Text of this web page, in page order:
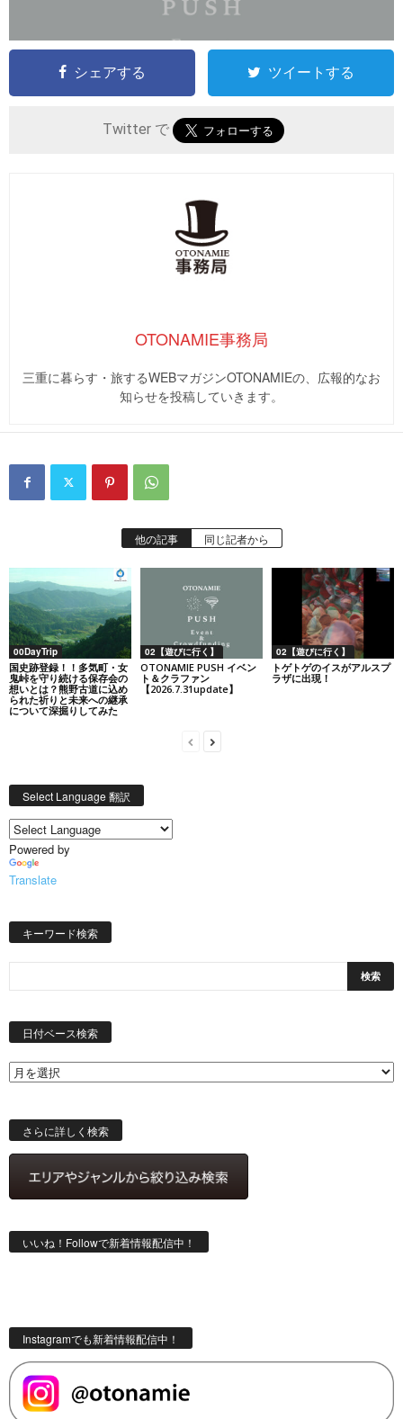
シェアする ツイートする
Twitter で
OTONAMIE事務局
三重に暮らす・旅するWEBマガジンOTONAMIEの、広報的なお
知らせを投稿していきます。
他の記事 同じ記者から
00DayTrip
国史跡登録！！多気町・女
鬼峠を守り続ける保存会の
想いとは？熊野古道に込め
られた祈りと未来への継承
について深掘りしてみた
02【遊びに行く】
OTONAMIE PUSH イベン
ト＆クラファン
【2026.7.31update】
02【遊びに行く】
トゲトゲのイスがアルスプ
ラザに出現！
Select Language 翻訳
Powered by
Translate
キーワード検索
日付ベース検索
索
さらに詳しく検索
いいね！Followで新着情報配信中！
Instagramでも新着情報配信中！